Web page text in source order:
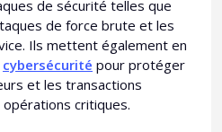
de sécurité telles que
de force brute et les
Ils mettent également en
cybersécurité pour protéger
et les transactions
critiques.